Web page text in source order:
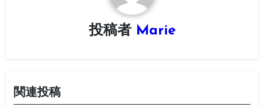
投稿者 Marie
関連投稿